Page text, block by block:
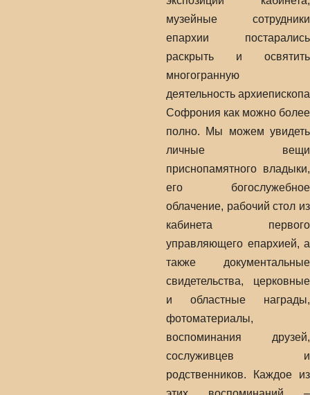
музейные сотрудники
епархии постарались
раскрыть и освятить
многогранную
деятельность архиепископа
Софрония как можно более
полно. Мы можем увидеть
личные вещи
приснопамятного владыки,
его богослужебное
облачение, рабочий стол из
кабинета первого
управляющего епархией, а
также документальные
свидетельства, церковные
и областные награды,
фотоматериалы,
воспоминания друзей,
сослуживцев и
родственников. Каждое из